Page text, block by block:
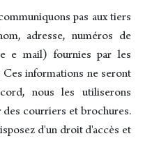
pas aux tiers
adresse, numéros de
e mail) fournies par les
informations ne seront
nous les utiliserons
des courriers et brochures.
d'un droit d'accès et